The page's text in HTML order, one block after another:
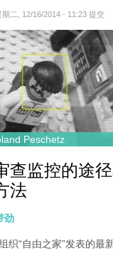
期二, 12/16/2014 - 11:23 提交
Peschetz
查监控的途
法
劲
织“自由之家”发表的最